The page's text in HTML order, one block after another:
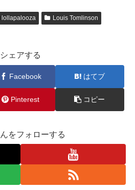
lollapalooza
Louis Tomlinson
シェアする
Facebook はてブ
Pinterest コピー
をフォローする